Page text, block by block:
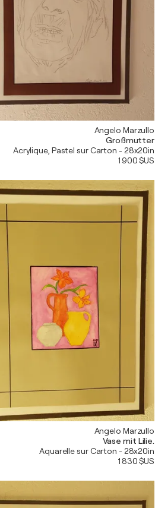
Angelo Marzullo
Großmutter
Acrylique, Pastel sur Carton - 28x20in
1 900 $US
Angelo Marzullo
Vase mit Lilie.
Aquarelle sur Carton - 28x20in
1 830 $US